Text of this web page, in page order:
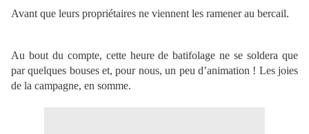
Avant que leurs propriétaires ne viennent les ramener au bercail.
Au bout du compte, cette heure de batifolage ne se soldera que
par quelques bouses et, pour nous, un peu d’animation ! Les joies
de la campagne, en somme.